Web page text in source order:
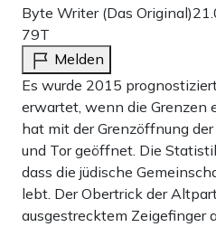
Byte Writer (Das Original)
79T
Melden
Es wurde 2015
erwartet, wenn die Grenzen
hat mit der Grenzöffnung
und Tor geöffnet. Die
dass die jüdische
lebt. Der Obertrick der
ausgestrecktem Zeigefinger